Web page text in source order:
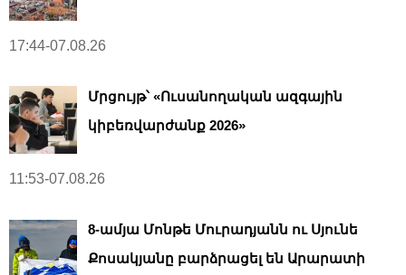
17:44-07.08.26
Մրցույթ՝ «Ուսանողական ազգային
կիբեռվարժանք 2026»
11:53-07.08.26
8-ամյա Մոնթե Մուրադյանն ու Սյունե
Քոսակյանը բարձրացել են Արարատի